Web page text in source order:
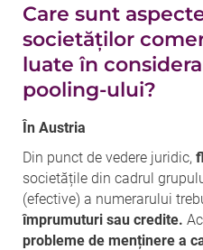
Care sunt
societăților
luate în
pooling-ului?
În Austria
Din punct de vedere juridic,
societățile din cadrul
(efective) a numerarului
împrumuturi sau credite.
probleme de menținere a